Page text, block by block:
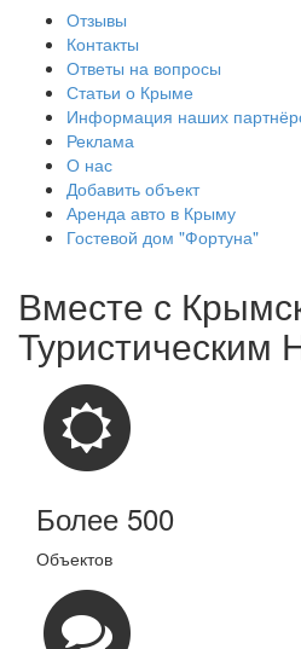
Отзывы
Контакты
Ответы на вопросы
Статьи о Крыме
Информация наших
Реклама
О нас
Добавить объект
Аренда авто в Крыму
Гостевой дом "Фортуна"
Вместе с
Туристическим
Более 500
Объектов